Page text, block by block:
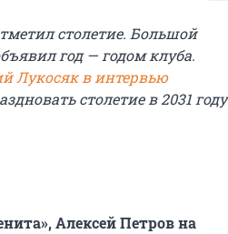
столетие. Большой
год — годом клуба.
Лукосяк в интервью
столетие в 2031 году
Алексей Петров на